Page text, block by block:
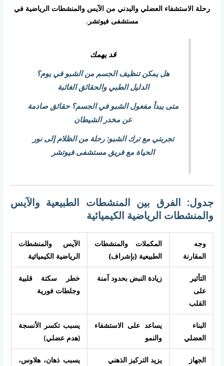
رحلة الاستشفاء العضلي والبدني من الآيس والمنشطات الرياضية في
مستشفى فيوتشر.
قد يهمك
هل يمكن تنظيف الجسم من الشبو في يوم؟
الدليل الطبي والحقائق الغائبة
متى يبدأ مفعول الشبو في الجسم؟ حقائق صادمة
عن مخدر الشيطان
تجربتي مع ترك الشبو: رحلة من الظلام إلى نور
الحياة مع فريق مستشفى فيوتشر
جدول: الفرق بين المنشطات الطبيعية والآيس
والمنشطات الرياضية الكيميائية
وجه
المقارنة
المكملات والمنشطات
الطبيعية (بإشراف)
الآيس والمنشطات
الرياضية الكيميائية
التأثير
على
القلب
زيادة النبض بحدود آمنة
خطر سكتة قلبية
وجلطات فورية
البناء
العضلي
يساعد على الاستشفاء
والنمو
يسبب تكسر الأنسجة
(هدم عضلي)
الجهاز
يزيد التركيز الذهني
يسبب ذهان، هلاوس،